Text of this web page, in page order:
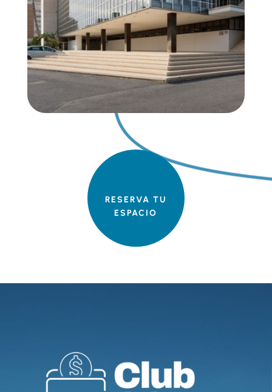
RESERVA TU
ESPACIO